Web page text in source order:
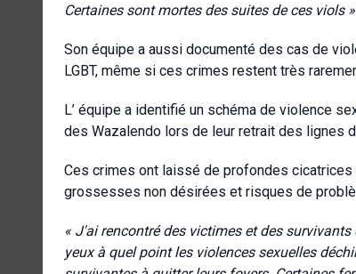
Certaines sont mortes des suites de ces viols
Son équipe a aussi documenté des cas de
LGBT, même si ces crimes restent très
L’ équipe a identifié un schéma de violence
des Wazalendo lors de leur retrait des lignes
Ces crimes ont laissé de profondes
grossesses non désirées et risques de
« J'ai rencontré des victimes et des
yeux à quel point les violences sexuelles